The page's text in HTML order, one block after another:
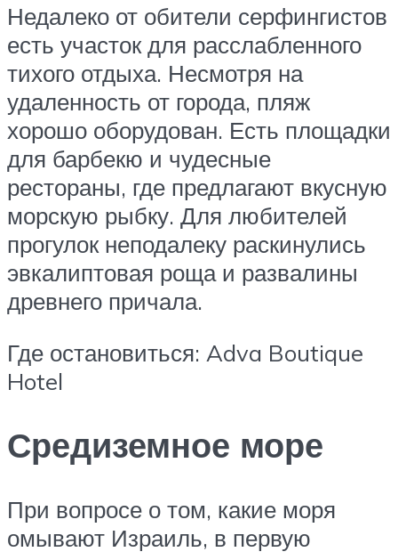
Недалеко от обители серфингистов
есть участок для расслабленного
тихого отдыха. Несмотря на
удаленность от города, пляж
хорошо оборудован. Есть площадки
для барбекю и чудесные
рестораны, где предлагают вкусную
морскую рыбку. Для любителей
прогулок неподалеку раскинулись
эвкалиптовая роща и развалины
древнего причала.
Где остановиться: Adva Boutique
Hotel
Средиземное море
При вопросе о том, какие моря
омывают Израиль, в первую